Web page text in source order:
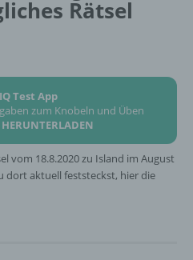
Rätsel
Test App
zum Knobeln und Üben
HERUNTERLADEN
vom 18.8.2020 zu Island im August
dort aktuell feststeckst, hier die